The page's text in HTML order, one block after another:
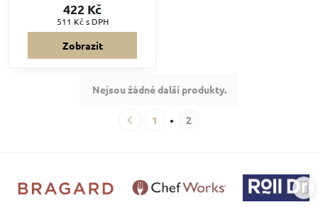
422 Kč
511 Kčs DPH
Zobrazit
Nejsou žádné další produkty.
1 2